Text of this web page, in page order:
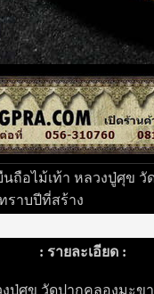
นถือไม้เท้า หลวงปู่ศุข
ราบปีที่สร้าง
: รายละเอียด :
ปู่ศุข วัดปากคลองมะข